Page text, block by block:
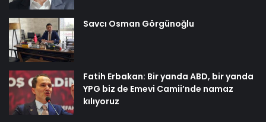
Savcı Osman Görgünoğlu
Fatih Erbakan: Bir yanda ABD, bir yanda
YPG biz de Emevi Camii’nde namaz
kılıyoruz